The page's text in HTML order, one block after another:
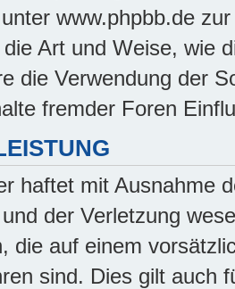
www.phpbb.de
Art und Weise, wie
die Verwendung der
fremder Foren
haftet mit Ausnahme
der Verletzung
die auf einem
sind. Dies gilt auch